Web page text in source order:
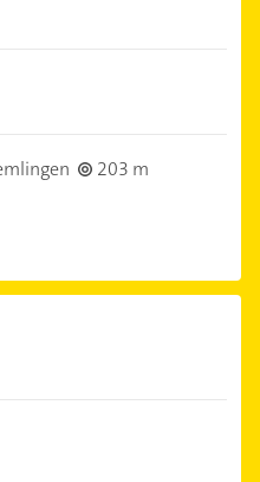
203 m